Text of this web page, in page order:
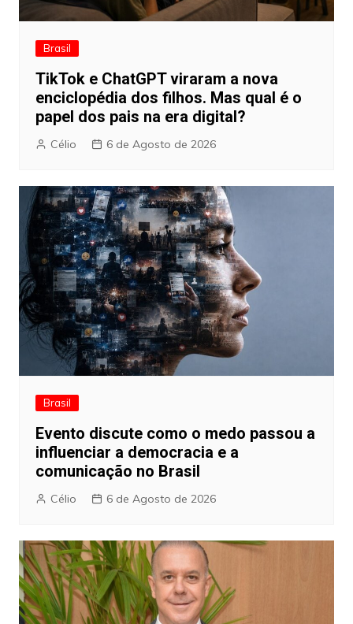
Brasil
TikTok e ChatGPT viraram a nova
enciclopédia dos filhos. Mas qual é o
papel dos pais na era digital?
Célio 6 de Agosto de 2026
Brasil
Evento discute como o medo passou a
influenciar a democracia e a
comunicação no Brasil
Célio 6 de Agosto de 2026